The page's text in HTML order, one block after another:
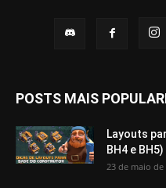
POSTS MAIS
Layouts
BH4 e BH5)
23 de maio de